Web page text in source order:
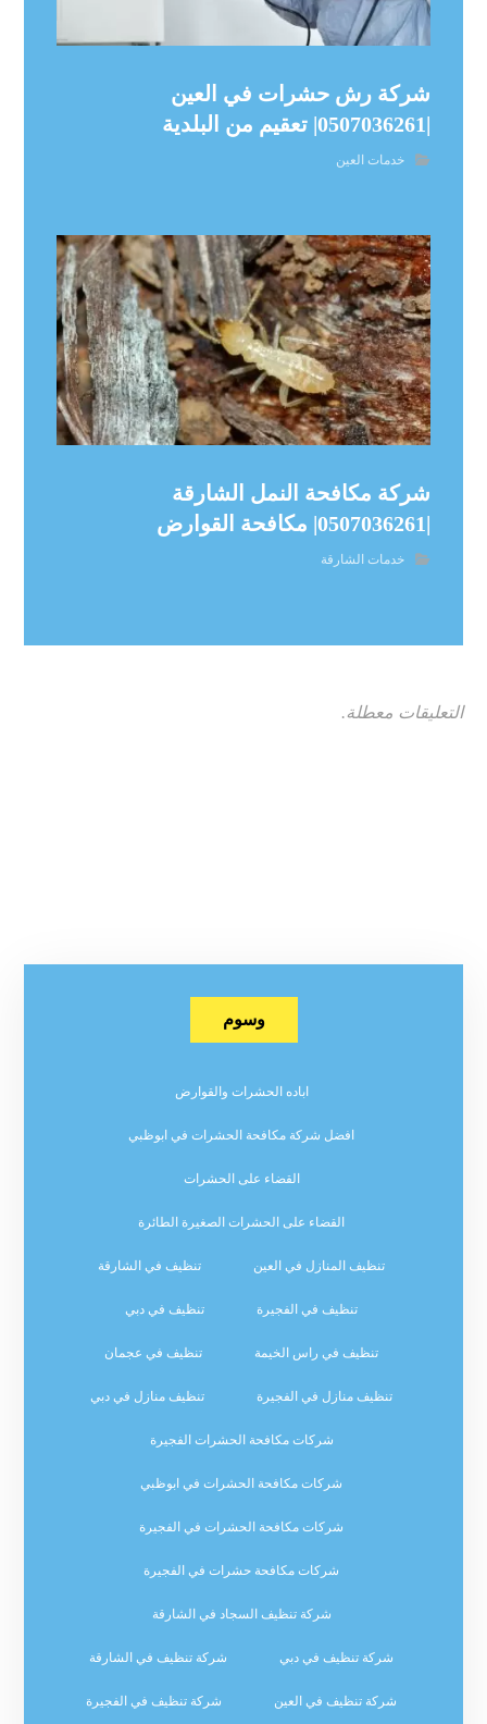
شركة رش حشرات في العين
|0507036261| تعقيم من البلدية
خدمات العين
شركة مكافحة النمل الشارقة
|0507036261| مكافحة القوارض
خدمات الشارقة
التعليقات معطلة.
وسوم
اباده الحشرات والقوارض
افضل شركة مكافحة الحشرات في ابوظبي
القضاء على الحشرات
القضاء على الحشرات الصغيرة الطائرة
تنظيف المنازل في العين تنظيف في الشارقة
تنظيف في الفجيرة تنظيف في دبي
تنظيف في راس الخيمة تنظيف في عجمان
تنظيف منازل في الفجيرة تنظيف منازل في دبي
شركات مكافحة الحشرات الفجيرة
شركات مكافحة الحشرات في ابوظبي
شركات مكافحة الحشرات في الفجيرة
شركات مكافحة حشرات في الفجيرة
شركة تنظيف السجاد في الشارقة
شركة تنظيف في دبي شركة تنظيف في الشارقة
شركة تنظيف في العين شركة تنظيف في الفجيرة